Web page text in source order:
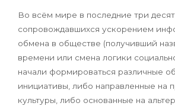
Во всём мире в последние три
сопровождавшихся ускорением
обмена в обществе (получивший
времени или смена логики
начали формироваться различные
инициативы, либо направленные на
культуры, либо основанные на